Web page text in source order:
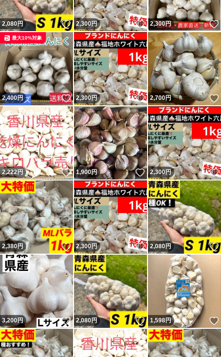
2,080円 いいね！
2,300円 いいね！
2,300円
2,400円 いいね！
最大10%対象
2,300円 いいね！
2,700円
2,222円 いいね！
1,900円 いいね！
2,300円
2,380円 いいね！
2,300円 いいね！
2,080円
3,200円 いいね！
2,080円 いいね！
1,598円